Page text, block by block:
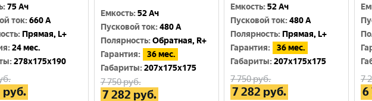
:75 Ач
ток:660 A
: Прямая, L+
:24 мес.
:278x175x190
руб.
Емкость:52 Ач
Пусковой ток:480 A
Полярность:Обратная, R+
Гарантия:
36 мес.
Габариты:207x175x175
7 750руб.
7 282 руб.
Емкость:52 Ач
Пусковой ток:480 A
Полярность: Прямая, L+
Гарантия:
36 мес.
Габариты:207x175x175
7 750руб.
7 282 руб.
7
6